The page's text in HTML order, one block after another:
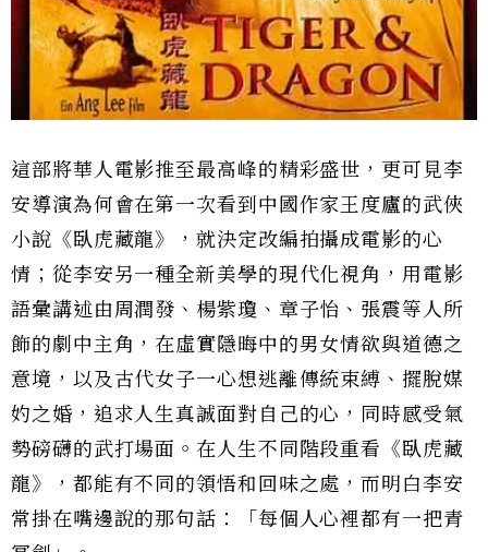
這部將華人電影推至最高峰的精彩盛世，更可見李
安導演為何會在第一次看到中國作家王度廬的武俠
小說《臥虎藏龍》，就決定改編拍攝成電影的心
情；從李安另一種全新美學的現代化視角，用電影
語彙講述由周潤發、楊紫瓊、章子怡、張震等人所
飾的劇中主角，在虛實隱晦中的男女情欲與道德之
意境，以及古代女子一心想逃離傳統束縛、擺脫媒
妁之婚，追求人生真誠面對自己的心，同時感受氣
勢磅礴的武打場面。在人生不同階段重看《臥虎藏
龍》，都能有不同的領悟和回味之處，而明白李安
常掛在嘴邊說的那句話：「每個人心裡都有一把青